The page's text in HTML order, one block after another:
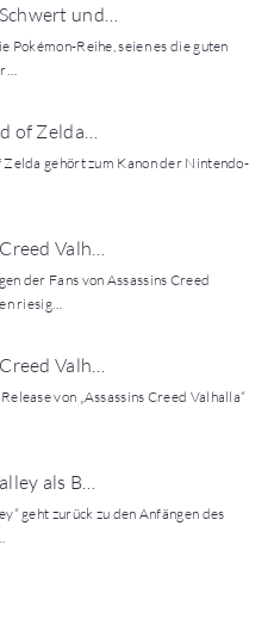
und…
Pokémon-Reihe, seien es die guten
of Zelda…
Zelda gehört zum Kanon der Nintendo-
Valh…
der Fans von Assassins Creed
riesig…
Valh…
von „Assassins Creed Valhalla“
als B…
geht zurück zu den Anfängen des